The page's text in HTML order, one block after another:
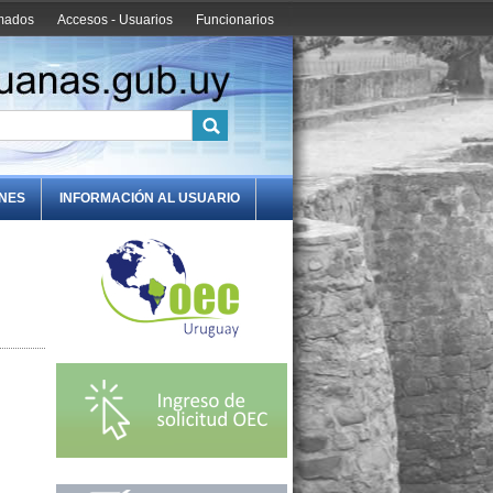
Funcionarios
Accesos - Usuarios
INFORMACIÓN AL USUARIO